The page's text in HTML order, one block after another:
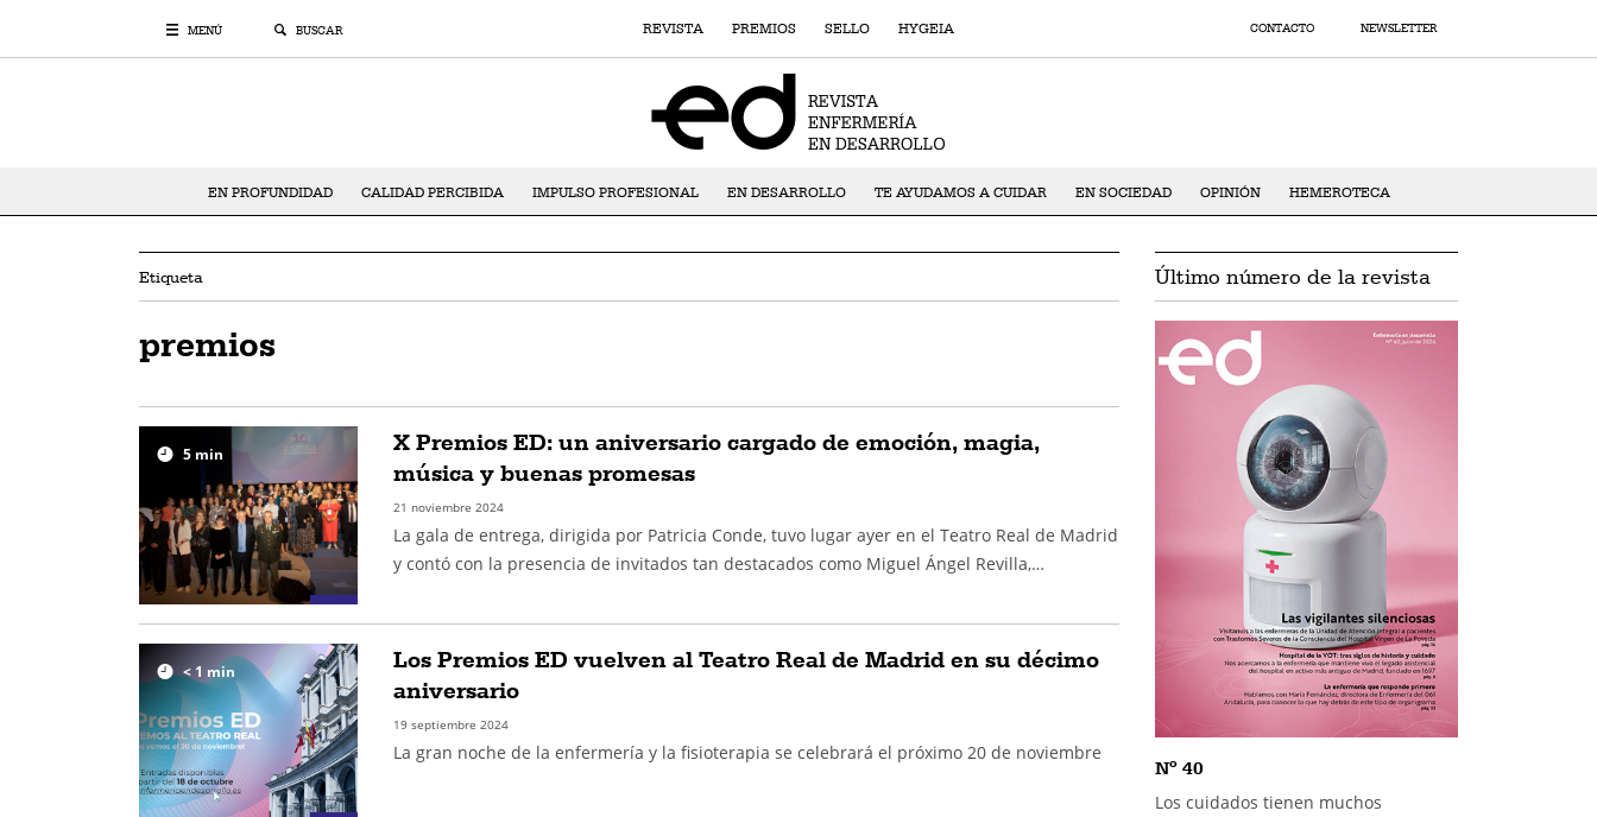
MENÚ BUSCAR REVISTA PREMIOS SELLO HYGEIA CONTACTO NEWSLETTER
EN PROFUNDIDAD CALIDAD PERCIBIDA IMPULSO PROFESIONAL EN DESARROLLO TE AYUDAMOS A CUIDAR EN SOCIEDAD OPINIÓN HEMEROTECA
Etiqueta
premios
5 min
X Premios ED: un aniversario cargado de emoción, magia,
música y buenas promesas
21 noviembre 2024
La gala de entrega, dirigida por Patricia Conde, tuvo lugar ayer en el Teatro Real de Madrid
y contó con la presencia de invitados tan destacados como Miguel Ángel Revilla,…
< 1 min
Los Premios ED vuelven al Teatro Real de Madrid en su décimo
aniversario
19 septiembre 2024
La gran noche de la enfermería y la fisioterapia se celebrará el próximo 20 de noviembre
Último número de la revista
Nº 40
Los cuidados tienen muchos